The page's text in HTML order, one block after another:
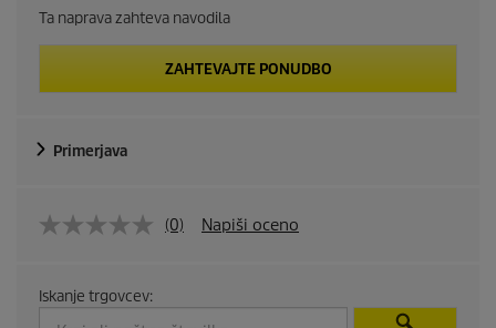
Ta naprava zahteva navodila
ZAHTEVAJTE PONUDBO
Primerjava
(0) Napiši oceno
Iskanje trgovcev: